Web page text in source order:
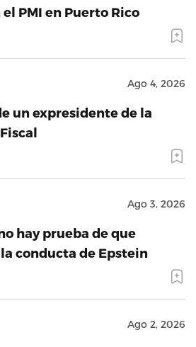
PMI en Puerto Rico
Ago 4, 2026
un expresidente de la
Ago 3, 2026
hay prueba de que
conducta de Epstein
Ago 2, 2026